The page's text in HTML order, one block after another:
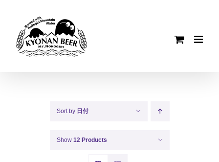
content
Sort by 日付
Show 12 Products